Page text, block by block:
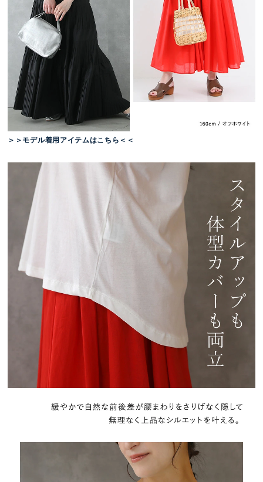
＞＞モデル着用アイテムはこちら＜＜